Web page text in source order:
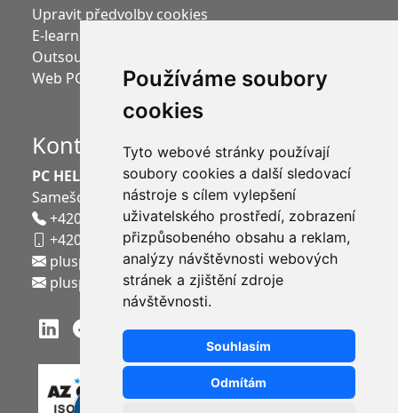
Používáme soubory
cookies
Tyto webové stránky používají
soubory cookies a další sledovací
nástroje s cílem vylepšení
uživatelského prostředí, zobrazení
přizpůsobeného obsahu a reklam,
analýzy návštěvnosti webových
stránek a zjištění zdroje
návštěvnosti.
Souhlasím
Odmítám
Nová mobilní aplikace
Upravit předvolby cookies
E-learning Moodle
Outsourcing mezd
Web PC HELP, a.s.
Kontakt
PC HELP, a.s.
Samešova 1144,674 01 Třebíč
+420 568 858 011
+420 721 320 480
plusportal.obchod@pchelp.cz
plusportal.podpora@pchelp.cz